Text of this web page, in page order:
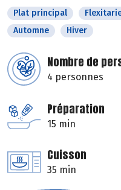
Plat principal
Automne
Hiver
Nombre de
4 personnes
Préparation
15 min
Cuisson
35 min